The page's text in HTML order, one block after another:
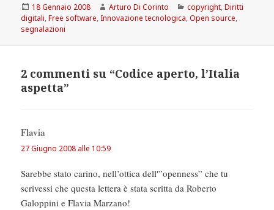
Scritto
il
18 Gennaio 2008 Autore
Arturo Di Corinto Categorie
copyright,Diritti
digitali,Free software,Innovazione tecnologica,Open source,
segnalazioni
2 commenti su “Codice aperto, l’Italia
aspetta”
Flavia
detto:
27 Giugno 2008 alle 10:59
Sarebbe stato carino, nell’ottica dell'”openness” che tu
scrivessi che questa lettera è stata scritta da Roberto
Galoppini e Flavia Marzano!